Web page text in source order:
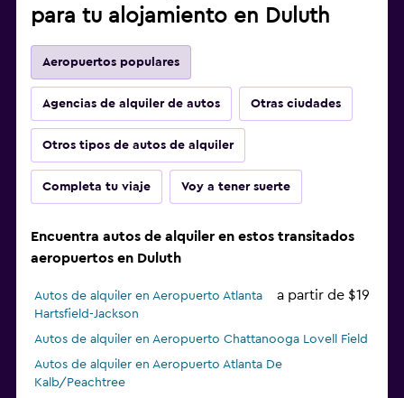
para tu alojamiento en Duluth
Aeropuertos populares
Agencias de alquiler de autos Otras ciudades
Otros tipos de autos de alquiler
Completa tu viaje Voy a tener suerte
Encuentra autos de alquiler en estos transitados
aeropuertos en Duluth
Autos de alquiler en Aeropuerto Atlanta
Hartsfield-Jackson
a partir de $19
Autos de alquiler en Aeropuerto Chattanooga Lovell Field
Autos de alquiler en Aeropuerto Atlanta De
Kalb/Peachtree